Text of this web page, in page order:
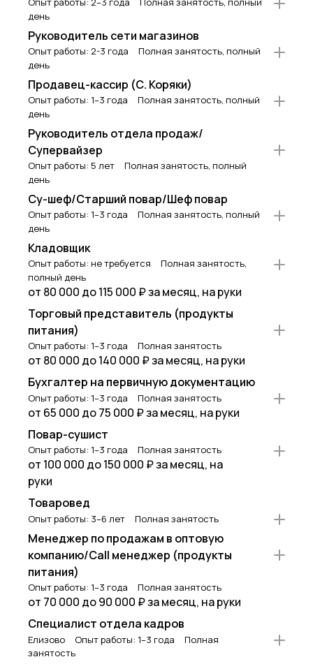
день
Руководитель сети магазинов
Опыт работы: 2-3 года
Полная занятость, полный
день
Продавец-кассир (С. Коряки)
Опыт работы: 1–3 года
Полная занятость, полный
день
Руководитель отдела продаж/
Супервайзер
Опыт работы: 5 лет
Полная занятость, полный
день
Су-шеф/Старший повар/Шеф повар
Опыт работы: 1–3 года
Полная занятость, полный
день
Кладовщик
Опыт работы: не требуется
Полная занятость,
полный день
от 80 000 до 115 000 ₽ за месяц, на руки
Торговый представитель (продукты
питания)
Опыт работы: 1–3 года Полная занятость
от 80 000 до 140 000 ₽ за месяц, на руки
Бухгалтер на первичную документацию
Опыт работы: 1–3 года Полная занятость
от 65 000 до 75 000 ₽ за месяц, на руки
Повар-сушист
Опыт работы: 1–3 года Полная занятость
от 100 000 до 150 000 ₽ за месяц, на
руки
Товаровед
Опыт работы: 3–6 лет Полная занятость
Менеджер по продажам в оптовую
компанию/Call менеджер (продукты
питания)
Опыт работы: 1–3 года Полная занятость
от 70 000 до 90 000 ₽ за месяц, на руки
Специалист отдела кадров
Елизово Опыт работы: 1–3 года
Полная
занятость